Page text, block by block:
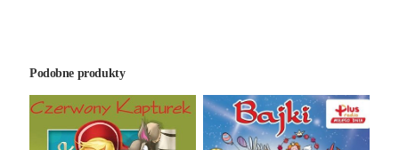
Podobne produkty